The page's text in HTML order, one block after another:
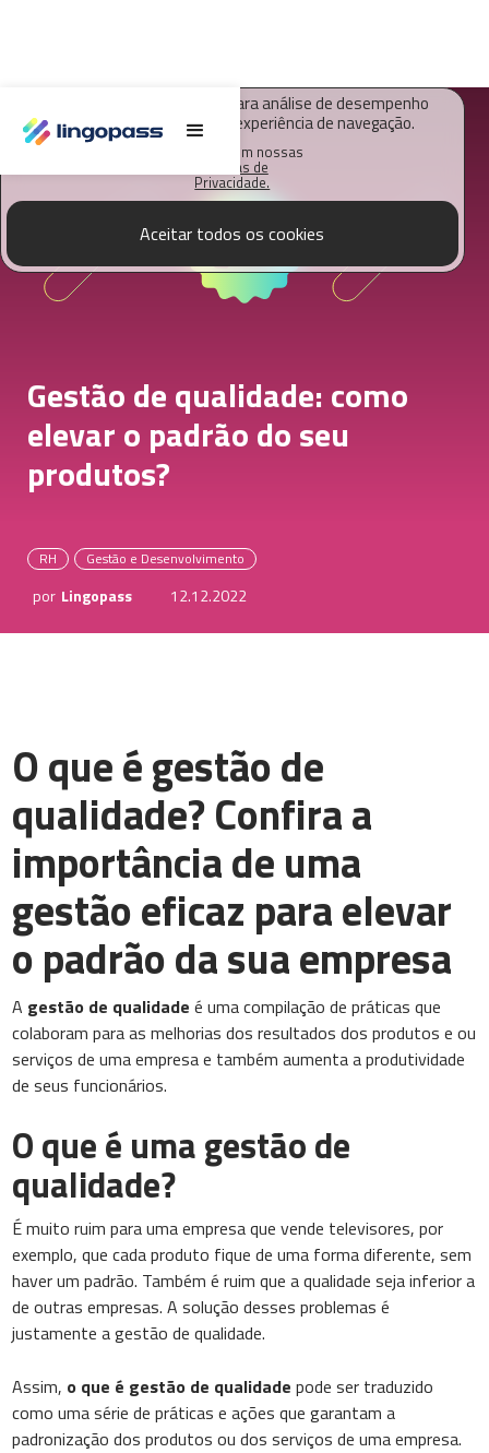
O Lingopass utiliza cookies para análise de desempenho
deste site e melhorar sua experiência de navegação.
Saiba mais em nossas
Políticas de
Privacidade.
Aceitar todos os cookies
Gestão de qualidade: como
elevar o padrão do seu
produtos?
RH Gestão e Desenvolvimento
por Lingopass 12.12.2022
O que é gestão de
qualidade? Confira a
importância de uma
gestão eficaz para elevar
o padrão da sua empresa
A gestão de qualidade é uma compilação de práticas que
colaboram para as melhorias dos resultados dos produtos e ou
serviços de uma empresa e também aumenta a produtividade
de seus funcionários.
O que é uma gestão de
qualidade?
É muito ruim para uma empresa que vende televisores, por
exemplo, que cada produto fique de uma forma diferente, sem
haver um padrão. Também é ruim que a qualidade seja inferior a
de outras empresas. A solução desses problemas é
justamente a gestão de qualidade.
Assim, o que é gestão de qualidade pode ser traduzido
como uma série de práticas e ações que garantam a
padronização dos produtos ou dos serviços de uma empresa.